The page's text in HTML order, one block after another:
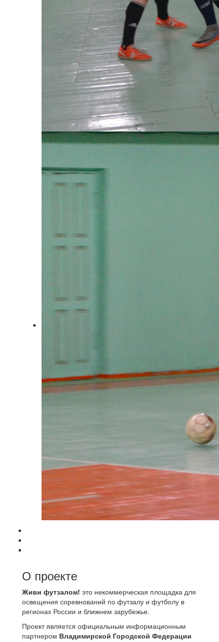
О проекте
Живи футзалом! это некоммерческая площадка для
освещения соревнований по футзалу и футболу в
регионах России и ближнем зарубежье.
Проект является официальным информационным
партнером Владимирской Городской Федерации